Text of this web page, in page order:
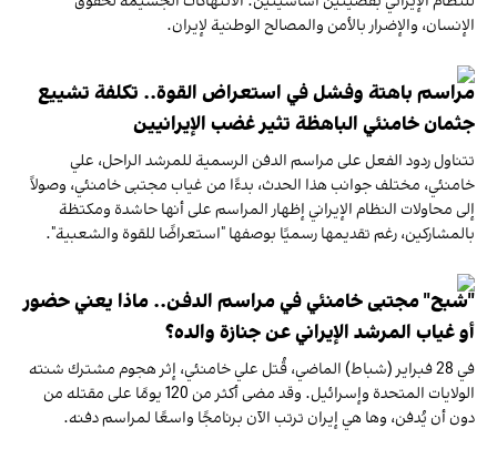
الإنسان، والإضرار بالأمن والمصالح الوطنية لإيران.
مراسم باهتة وفشل في استعراض القوة.. تكلفة تشييع
جثمان خامنئي الباهظة تثير غضب الإيرانيين
تتناول ردود الفعل على مراسم الدفن الرسمية للمرشد الراحل، علي
خامنئي، مختلف جوانب هذا الحدث، بدءًا من غياب مجتبى خامنئي، وصولاً
إلى محاولات النظام الإيراني إظهار المراسم على أنها حاشدة ومكتظة
بالمشاركين، رغم تقديمها رسميًا بوصفها "استعراضًا للقوة والشعبية".
"شبح" مجتبى خامنئي في مراسم الدفن.. ماذا يعني حضور
أو غياب المرشد الإيراني عن جنازة والده؟
في 28 فبراير (شباط) الماضي، قُتل علي خامنئي، إثر هجوم مشترك شنته
الولايات المتحدة وإسرائيل. وقد مضى أكثر من 120 يومًا على مقتله من
دون أن يُدفن، وها هي إيران ترتب الآن برنامجًا واسعًا لمراسم دفنه.